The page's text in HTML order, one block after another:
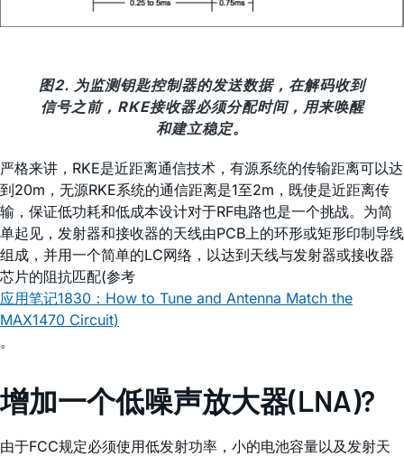
图2. 为监测钥匙控制器的发送数据，在解码收到
信号之前，RKE接收器必须分配时间，用来唤醒
和建立稳定。
严格来讲，RKE是近距离通信技术，有源系统的传输距离可以达
到20m，无源RKE系统的通信距离是1至2m，既使是近距离传
输，保证低功耗和低成本设计对于RF电路也是一个挑战。为简
单起见，发射器和接收器的天线由PCB上的环形或矩形印制导线
组成，并用一个简单的LC网络，以达到天线与发射器或接收器
芯片的阻抗匹配(参考
应用笔记1830：How to Tune and Antenna Match the
MAX1470 Circuit)
。
增加一个低噪声放大器(LNA)?
由于FCC规定必须使用低发射功率，小的电池容量以及发射天